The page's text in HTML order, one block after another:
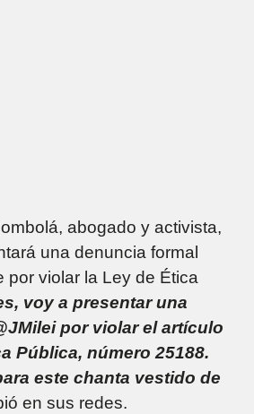
abogado y activista,
una denuncia formal
por violar la Ley de Ética
voy a presentar una
por violar el artículo
Pública, número 25188.
este chanta vestido de
en sus redes.